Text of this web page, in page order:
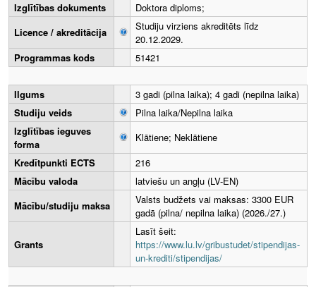
Izglītības dokuments
Doktora diploms;
Licence / akreditācija
Studiju virziens akreditēts līdz
20.12.2029.
Programmas kods
51421
Ilgums
3 gadi (pilna laika); 4 gadi (nepilna laika)
Studiju veids
Pilna laika/Nepilna laika
Izglītības ieguves
forma
Klātiene; Neklātiene
Kredītpunkti ECTS
216
Mācību valoda
latviešu un angļu (LV-EN)
Mācību/studiju maksa
Valsts budžets vai maksas: 3300 EUR
gadā (pilna/ nepilna laika) (2026./27.)
Grants
Lasīt šeit:
https://www.lu.lv/gribustudet/stipendijas-
un-krediti/stipendijas/